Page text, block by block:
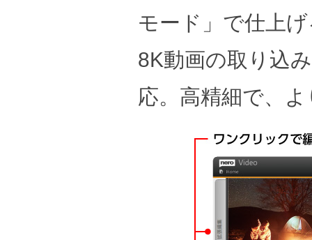
モード」で仕上
8K動画の取り込
応。高精細で、